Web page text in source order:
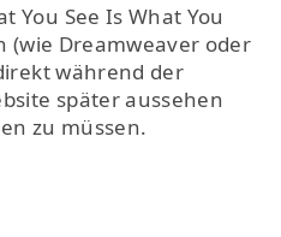
You See Is What You
(wie Dreamweaver oder
während der
später aussehen
zu müssen.